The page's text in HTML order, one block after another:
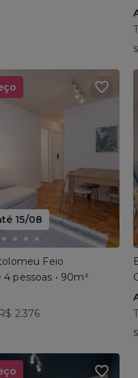
15/08
Feio
pessoas • 90m²
2.376